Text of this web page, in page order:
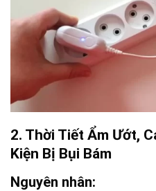
2. Thời Tiết Ẩm Ướt,
Kiện Bị Bụi Bám
Nguyên nhân: